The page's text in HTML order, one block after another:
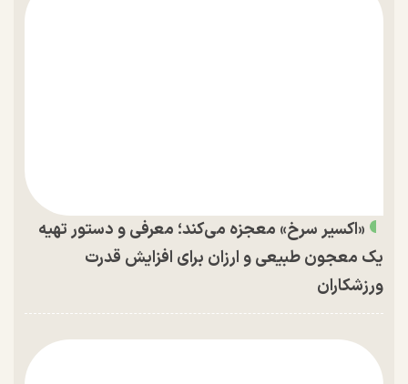
«اکسیر سرخ» معجزه می‌کند؛ معرفی و دستور تهیه
یک معجون طبیعی و ارزان برای افزایش قدرت
ورزشکاران